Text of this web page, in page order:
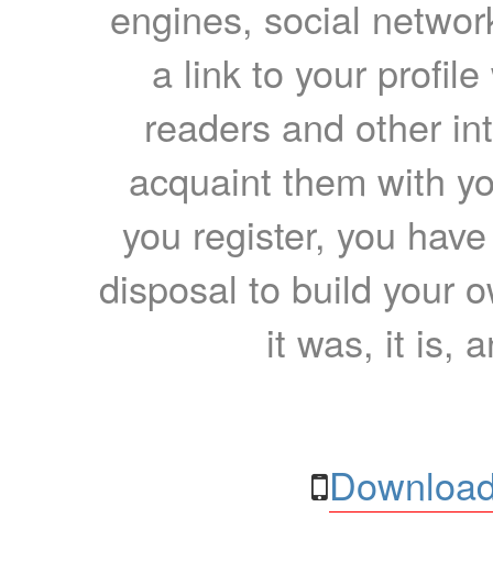
engines, social
a link to your
readers and other
acquaint them with
you register, you
disposal to build your
it was, it is,